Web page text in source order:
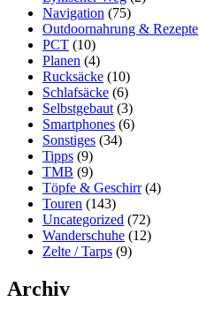
Navigation (75)
Outdoornahrung & Rezepte
PCT (10)
Planen (4)
Rucksäcke (10)
Schlafsäcke (6)
Selbstgebaut (3)
Smartphones (6)
Sonstiges (34)
Tipps (9)
TMB (9)
Töpfe & Geschirr(4)
Touren (143)
Uncategorized (72)
Wanderschuhe (12)
Zelte / Tarps (9)
Archiv